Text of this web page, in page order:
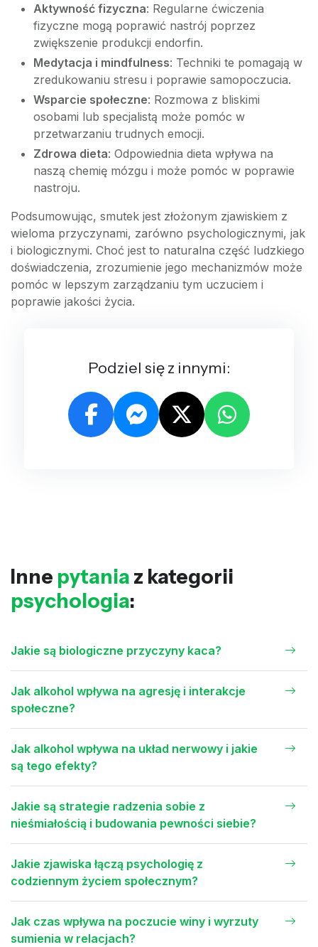
Aktywność fizyczna: Regularne ćwiczenia
fizyczne mogą poprawić nastrój poprzez
zwiększenie produkcji endorfin.
Medytacja i mindfulness: Techniki te pomagają w
zredukowaniu stresu i poprawie samopoczucia.
Wsparcie społeczne: Rozmowa z bliskimi
osobami lub specjalistą może pomóc w
przetwarzaniu trudnych emocji.
Zdrowa dieta: Odpowiednia dieta wpływa na
naszą chemię mózgu i może pomóc w poprawie
nastroju.
Podsumowując, smutek jest złożonym zjawiskiem z
wieloma przyczynami, zarówno psychologicznymi, jak
i biologicznymi. Choć jest to naturalna część ludzkiego
doświadczenia, zrozumienie jego mechanizmów może
pomóc w lepszym zarządzaniu tym uczuciem i
poprawie jakości życia.
Podziel się z innymi:
Inne pytania z kategorii
psychologia:
Jakie są biologiczne przyczyny kaca?
Jak alkohol wpływa na agresję i interakcje
społeczne?
Jak alkohol wpływa na układ nerwowy i jakie
są tego efekty?
Jakie są strategie radzenia sobie z
nieśmiałością i budowania pewności siebie?
Jakie zjawiska łączą psychologię z
codziennym życiem społecznym?
Jak czas wpływa na poczucie winy i wyrzuty
sumienia w relacjach?